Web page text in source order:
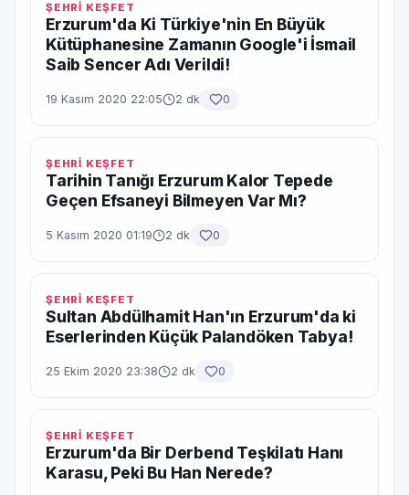
ŞEHRİ KEŞFET
Erzurum'da Ki Türkiye'nin En Büyük
Kütüphanesine Zamanın Google'i İsmail
Saib Sencer Adı Verildi!
19 Kasım 2020 22:05 2 dk 0
ŞEHRİ KEŞFET
Tarihin Tanığı Erzurum Kalor Tepede
Geçen Efsaneyi Bilmeyen Var Mı?
5 Kasım 2020 01:19 2 dk 0
ŞEHRİ KEŞFET
Sultan Abdülhamit Han'ın Erzurum'da ki
Eserlerinden Küçük Palandöken Tabya!
25 Ekim 2020 23:38 2 dk 0
ŞEHRİ KEŞFET
Erzurum'da Bir Derbend Teşkilatı Hanı
Karasu, Peki Bu Han Nerede?